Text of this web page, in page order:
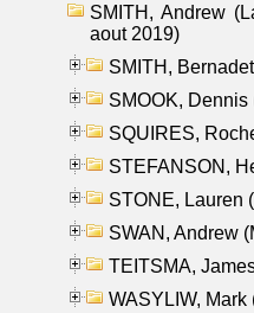
SMITH, Andrew
aout 2019)
SMITH,
SMOOK, Dennis
SQUIRES,
STEFANSON,
STONE, Lauren
SWAN, Andrew
TEITSMA,
WASYLIW, Mark